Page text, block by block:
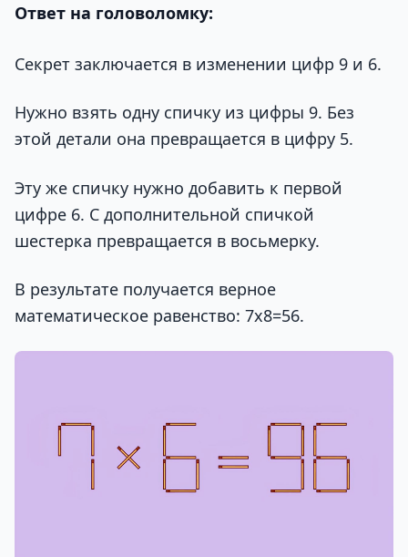
Ответ на головоломку:
Секрет заключается в изменении цифр 9 и 6.
Нужно взять одну спичку из цифры 9. Без
этой детали она превращается в цифру 5.
Эту же спичку нужно добавить к первой
цифре 6. С дополнительной спичкой
шестерка превращается в восьмерку.
В результате получается верное
математическое равенство: 7х8=56.